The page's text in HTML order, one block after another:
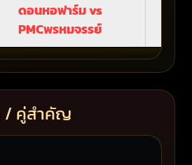
ดอนหอฟาร์ม vs
PMCพรหมจรรย์
/ คู่สำคัญ